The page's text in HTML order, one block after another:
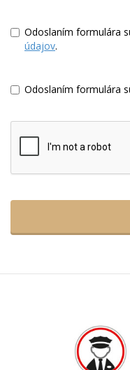
Odoslaním formulára
údajov.
Odoslaním formulára